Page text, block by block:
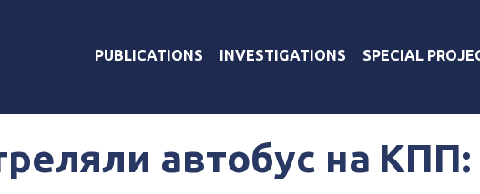
PUBLICATIONS INVESTIGATIONS SPECIAL
автобус на